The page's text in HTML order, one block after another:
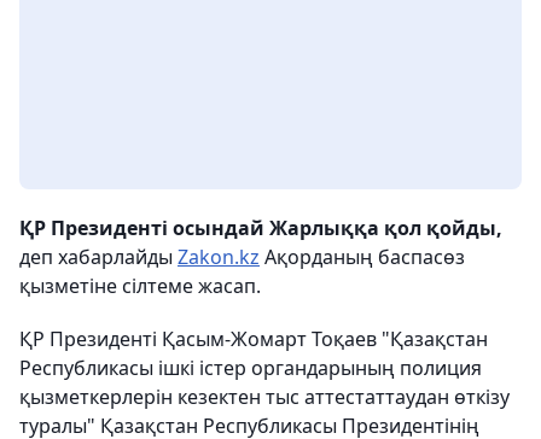
ҚР Президенті осындай Жарлыққа қол қойды,
деп хабарлайды Zakon.kz Ақорданың баспасөз
қызметіне сілтеме жасап.
ҚР Президенті Қасым-Жомарт Тоқаев "Қазақстан
Республикасы ішкі істер органдарының полиция
қызметкерлерін кезектен тыс аттестаттаудан өткізу
туралы" Қазақстан Республикасы Президентінің